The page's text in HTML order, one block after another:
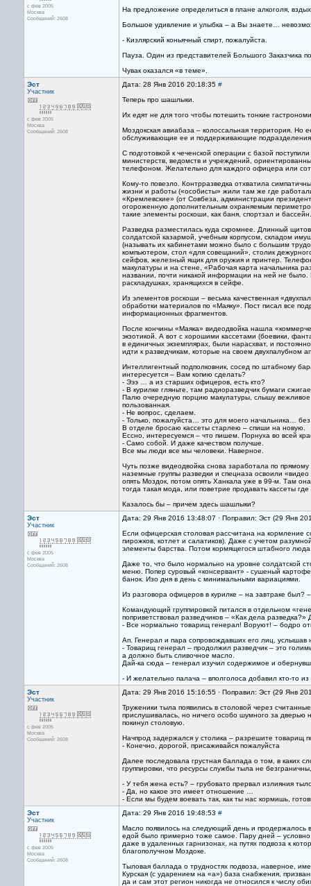
с фев 2005
Москва
Сообщений: 2608
На предложение определиться в плане алкоголя,
Большое удивление и улыбка – а Вы знаете…
- Кизлярский коньячный спирт, пожалуйста.
Пауза. Один из представителей Большого Заказчика
Чувак оказался «в теме».
Эст
Участник
с фев 2005
Москва
Сообщений: 2608
Дата: 28 Янв 2016 20:18:35 #
Теперь про шашлыки.
Их едят не для того чтобы потешить тонкие
Моздокская авиабаза – колоссальная территория. Но
обслуживающие ее и поддерживающие
С подготовкой к чеченской операции с базой
министерств, ведомств и учреждений,
телефоном. Желательно для каждого офицера или
Кому-то повезло. Контрразведка отхватила
жизни и работы («особисты» жили там же где
«Кремлевские» (от Совбеза, администрации
огороженную дополнительным охраняемым
такие элементы роскоши, как баня, спортзал и
Разведка разместилась куда скромнее. Длинный
солдатской казармой, учебным корпусом, складом
(называть их кабинетами можно было с большим
компьютером, стол «для совещаний», столик
сейфов, железный ящик для оружия и принтер.
макулатуры и на стене, «Рабочая карта начальника
названии, почти никакой информации на ней не было.
раскладушках, хранящихся в сейфе.
Из элементов роскоши – весьма качественная
обработки материалов по «Маяку». Пост писал все
информационных фрагментов.
После кончины «Маяка» видеодвойка нашла
экзотикой. А вот с хорошими кассетами (боевики,
в единичных экземплярах, были нарасхват, и
идти к разведчикам, которые на своем двухпалубном
Интеллигентный подполковник, сосед по штабному
интересуется – Вам копию сделать?
- Эээ … а из старших офицеров, есть кто?
- В курилке гляньте, там радиоразведчик бумаги
Палю очередную порцию макулатуры, слышу вежливое
пользованная.
- Не вопрос, сделаем.
- Только, пожалуйста… это для моего начальника…
В отделе бросаю кассеты старлею – спиши на новую.
Ессно, интересуемся – что пишем. Порнуха во всей
- Само собой. И даже качеством получше.
Все мы люди все мы человеки. Наверное.
Чуть позже видеодвойка снова заработала по
наземные группы разведки и спецназа освоили
опять Моздок, потом опять Ханкала уже в 99-м. Там
тогда такая мода, или поветрие продавать кассеты
Казалось бы – причем здесь шашлыки?
Эст
Участник
с фев 2005
Москва
Сообщений: 2608
Дата: 29 Янв 2016 13:48:07 · Поправил: Эст (29 Янв
Если офицерская столовая рассчитана на кормление
пирожков, котлет и салатиков). Даже с учетом
элементы барства. Потом кормящегося штабного
Даже то, что было нормально на уровне солдатской
меню. Попер суровый «консервант» - сушеный
банок. Изо дня в день с минимальными вариациями.
Из разговора офицеров в курилке – на завтраке был?
Командующий группировкой питался в отдельном
поприветствовал разведчиков – «Как дела
- Все нормально товарищ генерал! Воруют! – бодро
Ап. Генерал и пара сопровождавших его лиц,
- Товарищ генерал – продолжил разведчик – это
а должно быть сливочное масло.
Дай-ка сюда – генерал изучил содержимое и
- И желательно палача – вполголоса добавил кто-то из
Эст
Участник
с фев 2005
Москва
Сообщений: 2608
Дата: 29 Янв 2016 15:16:55 · Поправил: Эст (29 Янв
Труженики тыла появились в столовой через
прислушивалась, но ничего особо шумного за дверью
покинул столовую.
Начпрод задержался у столика – разрешите товарищ
- Конечно, дорогой, присаживайся пожалуйста
Далее последовала грустная баллада о том, в каких
группировки, что ресурсы службы тыла не
- У тебя жена есть? – грубовато прервал излияния
- Да, но какое это имеет отношение …
- Если мы будем воевать так, как ты нас кормишь,
Эст
Участник
с фев 2005
Москва
Сообщений: 2608
Дата: 29 Янв 2016 19:48:53 #
Масло появилось на следующий день и продержалось
едой было примерно тоже самое. Пару дней –
даже в удаленных гарнизонах, на путях подвоза к
благополучном Моздоке.
Тыловая баллада о трудностях подвоза, наверное,
Курская (с ударением на «а») база снабжения,
да и сам этот регион никогда не относился к числу